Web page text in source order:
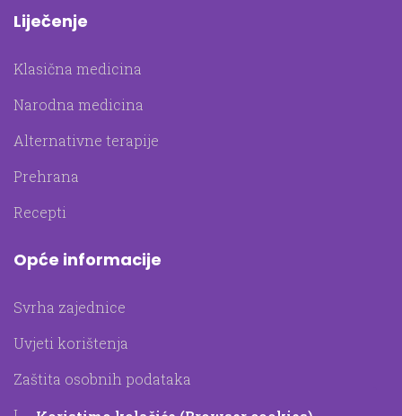
Liječenje
Klasična medicina
Narodna medicina
Alternativne terapije
Prehrana
Recepti
Opće informacije
Svrha zajednice
Uvjeti korištenja
Zaštita osobnih podataka